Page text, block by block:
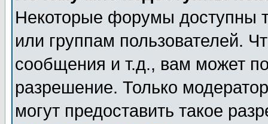
Некоторые форумы доступны
или группам пользователей.
сообщения и т.д., вам может
разрешение. Только
могут предоставить такое